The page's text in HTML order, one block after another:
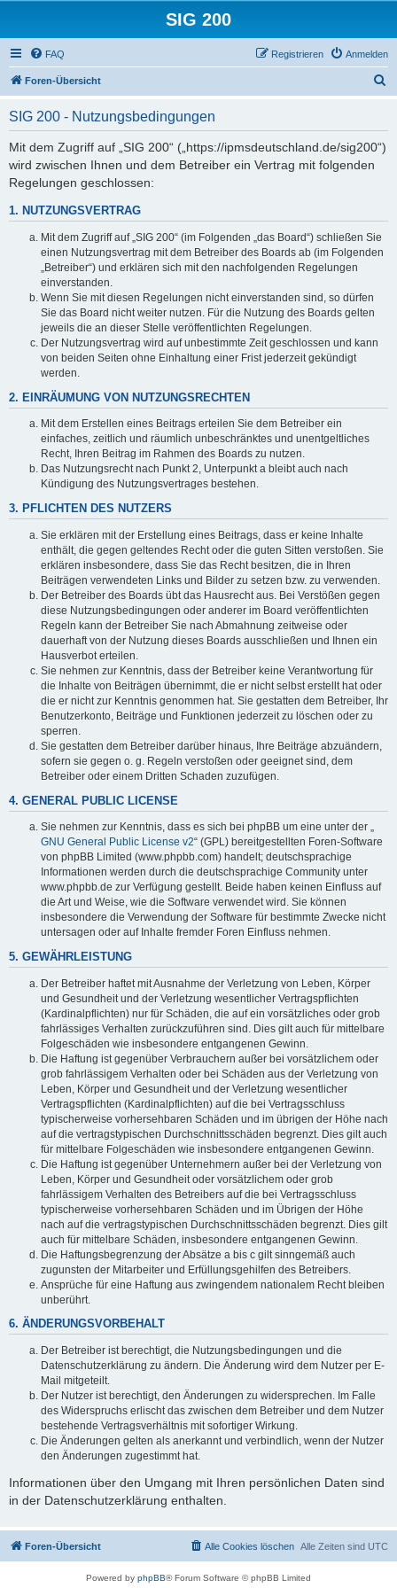
SIG 200
FAQ Anmelden
Registrieren
Foren-Übersicht
SIG 200 - Nutzungsbedingungen
Mit dem Zugriff auf „SIG 200“ („https://ipmsdeutschland.de/sig200“)
wird zwischen Ihnen und dem Betreiber ein Vertrag mit folgenden
Regelungen geschlossen:
1. NUTZUNGSVERTRAG
Mit dem Zugriff auf „SIG 200“ (im Folgenden „das Board“) schließen Sie
einen Nutzungsvertrag mit dem Betreiber des Boards ab (im Folgenden
„Betreiber“) und erklären sich mit den nachfolgenden Regelungen
einverstanden.
Wenn Sie mit diesen Regelungen nicht einverstanden sind, so dürfen
Sie das Board nicht weiter nutzen. Für die Nutzung des Boards gelten
jeweils die an dieser Stelle veröffentlichten Regelungen.
Der Nutzungsvertrag wird auf unbestimmte Zeit geschlossen und kann
von beiden Seiten ohne Einhaltung einer Frist jederzeit gekündigt
werden.
2. EINRÄUMUNG VON NUTZUNGSRECHTEN
Mit dem Erstellen eines Beitrags erteilen Sie dem Betreiber ein
einfaches, zeitlich und räumlich unbeschränktes und unentgeltliches
Recht, Ihren Beitrag im Rahmen des Boards zu nutzen.
Das Nutzungsrecht nach Punkt 2, Unterpunkt a bleibt auch nach
Kündigung des Nutzungsvertrages bestehen.
3. PFLICHTEN DES NUTZERS
Sie erklären mit der Erstellung eines Beitrags, dass er keine Inhalte
enthält, die gegen geltendes Recht oder die guten Sitten verstoßen. Sie
erklären insbesondere, dass Sie das Recht besitzen, die in Ihren
Beiträgen verwendeten Links und Bilder zu setzen bzw. zu verwenden.
Der Betreiber des Boards übt das Hausrecht aus. Bei Verstößen gegen
diese Nutzungsbedingungen oder anderer im Board veröffentlichten
Regeln kann der Betreiber Sie nach Abmahnung zeitweise oder
dauerhaft von der Nutzung dieses Boards ausschließen und Ihnen ein
Hausverbot erteilen.
Sie nehmen zur Kenntnis, dass der Betreiber keine Verantwortung für
die Inhalte von Beiträgen übernimmt, die er nicht selbst erstellt hat oder
die er nicht zur Kenntnis genommen hat. Sie gestatten dem Betreiber, Ihr
Benutzerkonto, Beiträge und Funktionen jederzeit zu löschen oder zu
sperren.
Sie gestatten dem Betreiber darüber hinaus, Ihre Beiträge abzuändern,
sofern sie gegen o. g. Regeln verstoßen oder geeignet sind, dem
Betreiber oder einem Dritten Schaden zuzufügen.
4. GENERAL PUBLIC LICENSE
Sie nehmen zur Kenntnis, dass es sich bei phpBB um eine unter der „
GNU General Public License v2“ (GPL) bereitgestellten Foren-Software
von phpBB Limited (www.phpbb.com) handelt; deutschsprachige
Informationen werden durch die deutschsprachige Community unter
www.phpbb.de zur Verfügung gestellt. Beide haben keinen Einfluss auf
die Art und Weise, wie die Software verwendet wird. Sie können
insbesondere die Verwendung der Software für bestimmte Zwecke nicht
untersagen oder auf Inhalte fremder Foren Einfluss nehmen.
5. GEWÄHRLEISTUNG
Der Betreiber haftet mit Ausnahme der Verletzung von Leben, Körper
und Gesundheit und der Verletzung wesentlicher Vertragspflichten
(Kardinalpflichten) nur für Schäden, die auf ein vorsätzliches oder grob
fahrlässiges Verhalten zurückzuführen sind. Dies gilt auch für mittelbare
Folgeschäden wie insbesondere entgangenen Gewinn.
Die Haftung ist gegenüber Verbrauchern außer bei vorsätzlichem oder
grob fahrlässigem Verhalten oder bei Schäden aus der Verletzung von
Leben, Körper und Gesundheit und der Verletzung wesentlicher
Vertragspflichten (Kardinalpflichten) auf die bei Vertragsschluss
typischerweise vorhersehbaren Schäden und im übrigen der Höhe nach
auf die vertragstypischen Durchschnittsschäden begrenzt. Dies gilt auch
für mittelbare Folgeschäden wie insbesondere entgangenen Gewinn.
Die Haftung ist gegenüber Unternehmern außer bei der Verletzung von
Leben, Körper und Gesundheit oder vorsätzlichem oder grob
fahrlässigem Verhalten des Betreibers auf die bei Vertragsschluss
typischerweise vorhersehbaren Schäden und im Übrigen der Höhe
nach auf die vertragstypischen Durchschnittsschäden begrenzt. Dies gilt
auch für mittelbare Schäden, insbesondere entgangenen Gewinn.
Die Haftungsbegrenzung der Absätze a bis c gilt sinngemäß auch
zugunsten der Mitarbeiter und Erfüllungsgehilfen des Betreibers.
Ansprüche für eine Haftung aus zwingendem nationalem Recht bleiben
unberührt.
6. ÄNDERUNGSVORBEHALT
Der Betreiber ist berechtigt, die Nutzungsbedingungen und die
Datenschutzerklärung zu ändern. Die Änderung wird dem Nutzer per E-
Mail mitgeteilt.
Der Nutzer ist berechtigt, den Änderungen zu widersprechen. Im Falle
des Widerspruchs erlischt das zwischen dem Betreiber und dem Nutzer
bestehende Vertragsverhältnis mit sofortiger Wirkung.
Die Änderungen gelten als anerkannt und verbindlich, wenn der Nutzer
den Änderungen zugestimmt hat.
Informationen über den Umgang mit Ihren persönlichen Daten sind
in der Datenschutzerklärung enthalten.
Foren-Übersicht Alle Zeiten sind UTC
Alle Cookies löschen
Powered by phpBB® Forum Software © phpBB Limited